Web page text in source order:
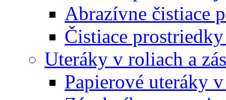
Abrazívne čistiace
Čistiace
Uteráky v roliach a
Papierové uteráky